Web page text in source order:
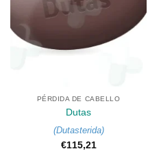
PÉRDIDA DE CABELLO
Dutas
(Dutasterida)
€115,21